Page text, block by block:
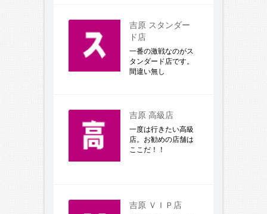
吉原 スタンダー
ド店
一番の激戦なのがス
タンダード店です。
間違い無し
吉原 高級店
一度は行きたい高級
店。お勧めの店舗は
ここだ！！
吉原 ＶＩＰ店